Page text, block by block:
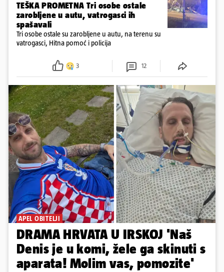
TEŠKA PROMETNA Tri osobe ostale
zarobljene u autu, vatrogasci ih
spašavali
Tri osobe ostale su zarobljene u autu, na terenu su
vatrogasci, Hitna pomoć i policija
3 12
APEL OBITELJI
DRAMA HRVATA U IRSKOJ 'Naš
Denis je u komi, žele ga skinuti s
aparata! Molim vas, pomozite'